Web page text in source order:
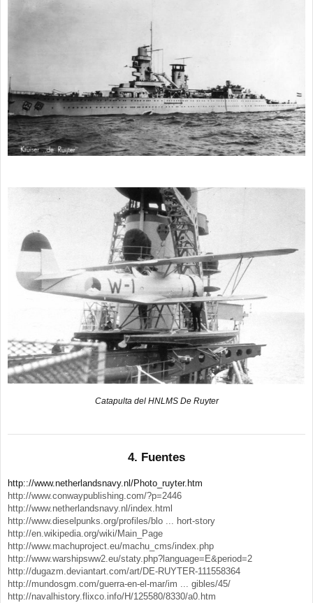
Catapulta del HNLMS De Ruyter
4. Fuentes
http:://www.netherlandsnavy.nl/Photo_ruyter.htm
http://www.conwaypublishing.com/?p=2446
http://www.netherlandsnavy.nl/index.html
http://www.dieselpunks.org/profiles/blo ... hort-story
http://en.wikipedia.org/wiki/Main_Page
http://www.machuproject.eu/machu_cms/index.php
http://www.warshipsww2.eu/staty.php?language=E&period=2
http://dugazm.deviantart.com/art/DE-RUYTER-111558364
http://mundosgm.com/guerra-en-el-mar/im ... gibles/45/
http://navalhistory.flixco.info/H/125580/8330/a0.htm